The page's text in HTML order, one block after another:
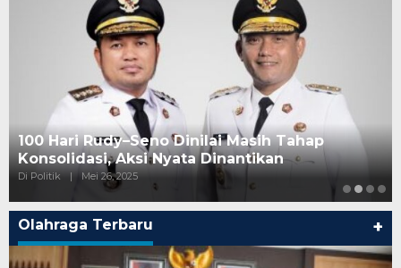
100 Hari Rudy–Seno Dinilai Masih Tahap
Konsolidasi, Aksi Nyata Dinantikan
Di Politik | Mei 26, 2025
Olahraga Terbaru +